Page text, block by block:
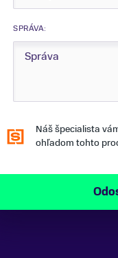
SPRÁVA:
Náš špecialista
ohľadom tohto